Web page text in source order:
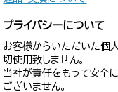
プライバシーについて
お客様からいただいた個
切使用致しません。
当社が責任をもって安全に
ございません。